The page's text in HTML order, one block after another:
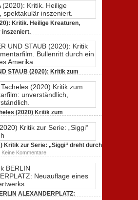
Kritik. Heilige Kreaturen,
inszeniert.
GUNDA
(2020):
Kritik.
Kreaturen,
spektakulär
STAUB (2020): Kritik zum
Bullenritt durch ein
Amerika.
Keine Kommentarezu
UND
STAUB
Kritik
zum
Bullenritt
durch
ein
(2020) Kritik zum
unverständlich,
Keine Kommentare
Endlich
Tacheles
(2020)
unverständlich,
Kritik zur Serie: „Siggi“ dreht durch
Keine Kommentarezu
Freud
(2020)
zur
dreht
ALEXANDERPLATZ: